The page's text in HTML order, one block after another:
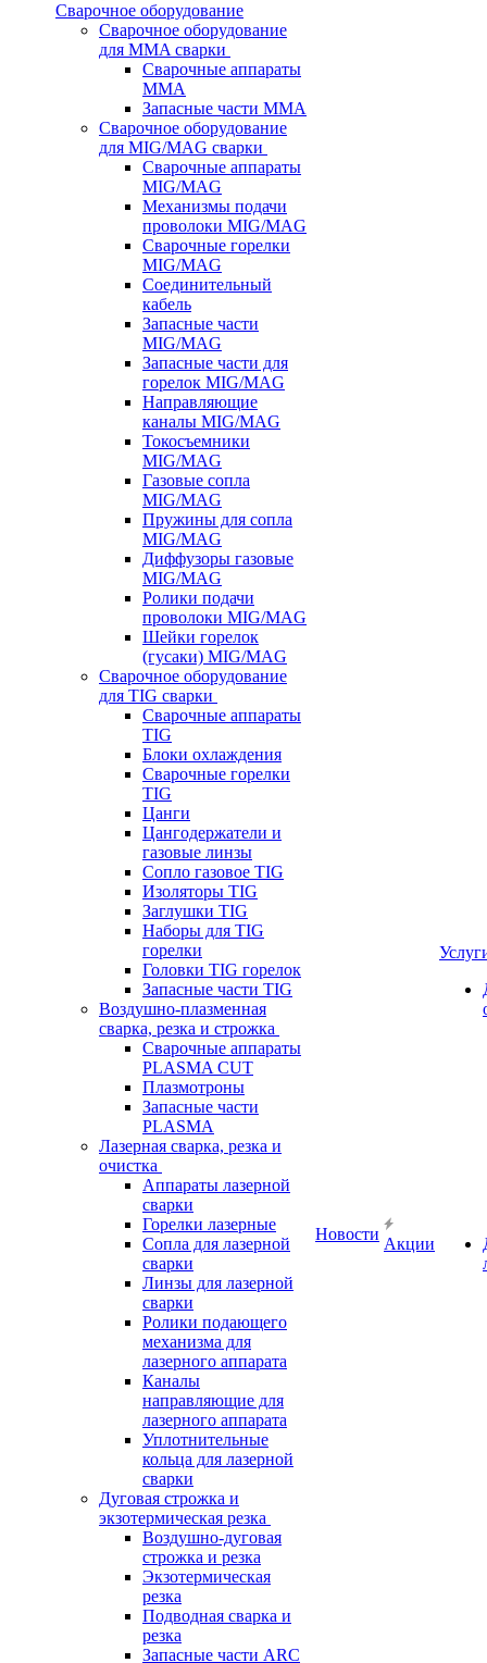
Сварочное оборудование
Сварочное оборудование
для MMA сварки
Сварочные аппараты
MMA
Запасные части MMA
Сварочное оборудование
для MIG/MAG сварки
Сварочные аппараты
MIG/MAG
Механизмы подачи
проволоки MIG/MAG
Сварочные горелки
MIG/MAG
Соединительный
кабель
Запасные части
MIG/MAG
Запасные части для
горелок MIG/MAG
Направляющие
каналы MIG/MAG
Токосъемники
MIG/MAG
Газовые сопла
MIG/MAG
Пружины для сопла
MIG/MAG
Диффузоры газовые
MIG/MAG
Ролики подачи
проволоки MIG/MAG
Шейки горелок
(гусаки) MIG/MAG
Сварочное оборудование
для TIG сварки
Сварочные аппараты
TIG
Блоки охлаждения
Сварочные горелки
TIG
Цанги
Цангодержатели и
газовые линзы
Сопло газовое TIG
Изоляторы TIG
Заглушки TIG
Наборы для TIG
горелки
Головки TIG горелок
Запасные части TIG
Воздушно-плазменная
сварка, резка и строжка
Сварочные аппараты
PLASMA CUT
Плазмотроны
Запасные части
PLASMA
Лазерная сварка, резка и
очистка
Аппараты лазерной
сварки
Горелки лазерные
Сопла для лазерной
сварки
Линзы для лазерной
сварки
Ролики подающего
механизма для
лазерного аппарата
Каналы
направляющие для
лазерного аппарата
Уплотнительные
кольца для лазерной
сварки
Дуговая строжка и
экзотермическая резка
Воздушно-дуговая
строжка и резка
Экзотермическая
резка
Подводная сварка и
резка
Запасные части ARC
Новости
Акции